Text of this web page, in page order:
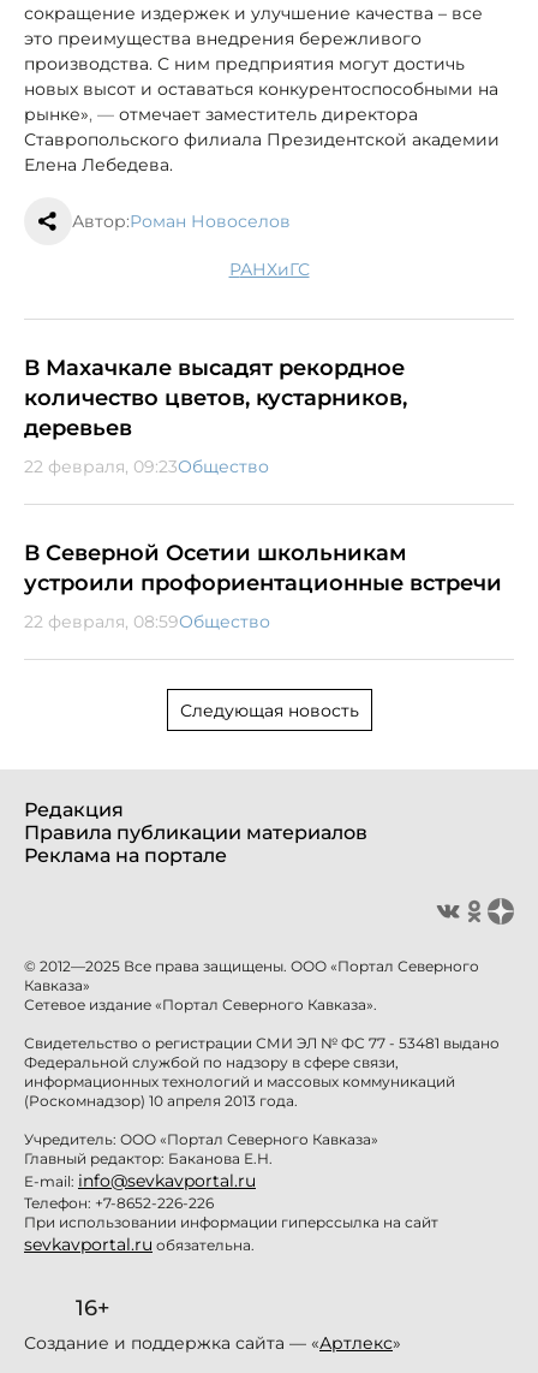
сокращение издержек и улучшение качества – все
это преимущества внедрения бережливого
производства. С ним предприятия могут достичь
новых высот и оставаться конкурентоспособными на
рынке», — отмечает заместитель директора
Ставропольского филиала Президентской академии
Елена Лебедева.
Автор:Роман Новоселов
РАНХиГС
В Махачкале высадят рекордное
количество цветов, кустарников,
деревьев
22 февраля, 09:23Общество
В Северной Осетии школьникам
устроили профориентационные встречи
22 февраля, 08:59Общество
Следующая новость
Редакция
Правила публикации материалов
Реклама на портале
© 2012—2025 Все права защищены. ООО «Портал Северного
Кавказа»
Сетевое издание «Портал Северного Кавказа».
Свидетельство о регистрации СМИ ЭЛ № ФС 77 - 53481 выдано
Федеральной службой по надзору в сфере связи,
информационных технологий и массовых коммуникаций
(Роскомнадзор) 10 апреля 2013 года.
Учредитель: ООО «Портал Северного Кавказа»
Главный редактор: Баканова Е.Н.
E-mail: info@sevkavportal.ru
Телефон: +7-8652-226-226
При использовании информации гиперссылка на сайт
sevkavportal.ru обязательна.
16+
Создание и поддержка сайта — «Артлекс»